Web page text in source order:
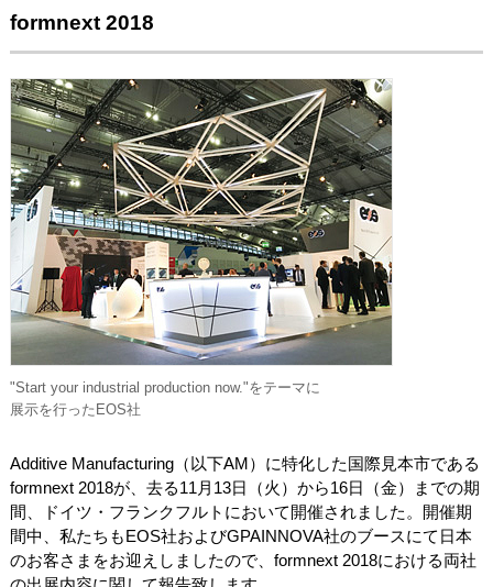
formnext 2018
"Start your industrial production now."をテーマに
展示を行ったEOS社
Additive Manufacturing（以下AM）に特化した国際見本市である
formnext 2018が、去る11月13日（火）から16日（金）までの期
間、ドイツ・フランクフルトにおいて開催されました。開催期
間中、私たちもEOS社およびGPAINNOVA社のブースにて日本
のお客さまをお迎えしましたので、formnext 2018における両社